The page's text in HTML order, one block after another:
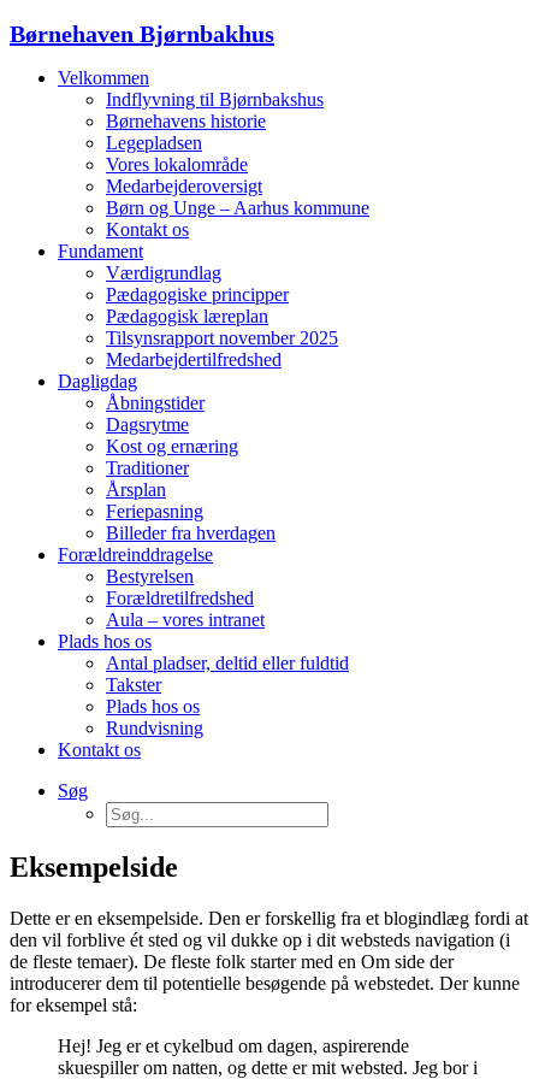
Børnehaven Bjørnbakhus
Velkommen
Indflyvning til Bjørnbakshus
Børnehavens historie
Legepladsen
Vores lokalområde
Medarbejderoversigt
Børn og Unge – Aarhus kommune
Kontakt os
Fundament
Værdigrundlag
Pædagogiske principper
Pædagogisk læreplan
Tilsynsrapport november 2025
Medarbejdertilfredshed
Dagligdag
Åbningstider
Dagsrytme
Kost og ernæring
Traditioner
Årsplan
Feriepasning
Billeder fra hverdagen
Forældreinddragelse
Bestyrelsen
Forældretilfredshed
Aula – vores intranet
Plads hos os
Antal pladser, deltid eller fuldtid
Takster
Plads hos os
Rundvisning
Kontakt os
Søg
Eksempelside
Dette er en eksempelside. Den er forskellig fra et blogindlæg fordi at
den vil forblive ét sted og vil dukke op i dit websteds navigation (i
de fleste temaer). De fleste folk starter med en Om side der
introducerer dem til potentielle besøgende på webstedet. Der kunne
for eksempel stå:
Hej! Jeg er et cykelbud om dagen, aspirerende
skuespiller om natten, og dette er mit websted. Jeg bor i